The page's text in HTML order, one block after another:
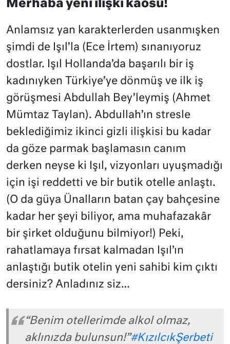
Merhaba yeni ilişki kaosu!
Anlamsız yan karakterlerden usanmışken
şimdi de Işıl’la (Ece İrtem) sınanıyoruz
dostlar. Işıl Hollanda’da başarılı bir iş
kadınıyken Türkiye’ye dönmüş ve ilk iş
görüşmesi Abdullah Bey’leymiş (Ahmet
Mümtaz Taylan). Abdullah’ın stresle
beklediğimiz ikinci gizli ilişkisi bu kadar
da göze parmak başlamasın canım
derken neyse ki
Işıl, vizyonları uyuşmadığı
için işi reddetti ve bir butik otelle anlaştı.
(O da güya Ünalların batan çay bahçesine
kadar her şeyi biliyor, ama muhafazakâr
bir şirket olduğunu bilmiyor!) Peki,
rahatlamaya fırsat kalmadan Işıl’ın
anlaştığı butik otelin yeni sahibi kim çıktı
dersiniz? Anladınız siz…
“Benim otellerimde alkol olmaz,
aklınızda bulunsun!”#KızılcıkŞerbeti